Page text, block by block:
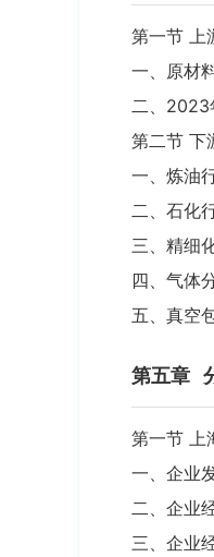
第一节 上
一、原材
二、2023
第二节 下
一、炼油
二、石化
三、精细
四、气体
五、真空
第五章
第一节 上
一、企业
二、企业
三、企业